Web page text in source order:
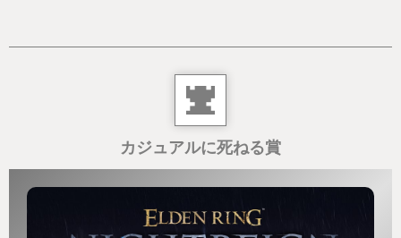
渡したり、バスルームを探したり、ワニ(?)になった
り、バスルームを探したり…
こんなめちゃくちゃなのどう進めりゃ良いんだと心
配したのですが
そこで安心できるのが現在の目標をリストで振り返
カジュアルに死ねる賞